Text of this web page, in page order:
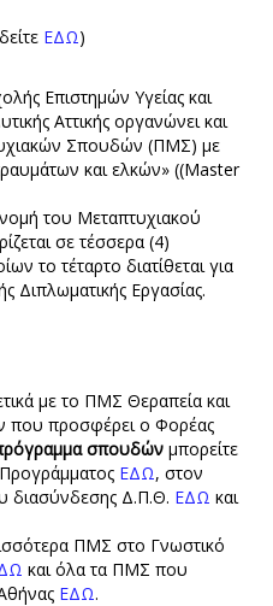
ΕΔΩ)
Επιστημών Υγείας και
Αττικής οργανώνει και
Σπουδών (ΠΜΣ) με
και ελκών» ((Master
του Μεταπτυχιακού
σε τέσσερα (4)
το τέταρτο διατίθεται για
Διπλωματικής Εργασίας.
με το ΠΜΣ Θεραπεία και
που προσφέρει ο Φορέας
σπουδών μπορείτε
ΕΔΩ, στον
διασύνδεσης Δ.Π.Θ. ΕΔΩ και
ΠΜΣ στο Γνωστικό
και όλα τα ΠΜΣ που
ΕΔΩ.